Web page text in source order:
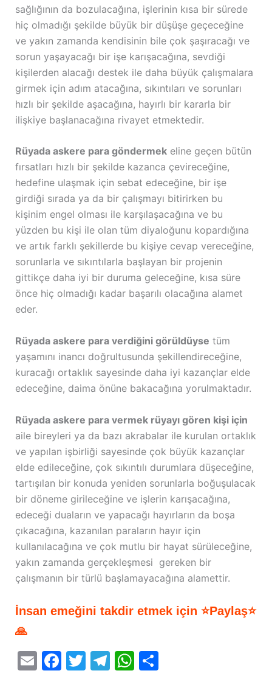
sağlığının da bozulacağına, işlerinin kısa bir sürede
hiç olmadığı şekilde büyük bir düşüşe geçeceğine
ve yakın zamanda kendisinin bile çok şaşıracağı ve
sorun yaşayacağı bir işe karışacağına, sevdiği
kişilerden alacağı destek ile daha büyük çalışmalara
girmek için adım atacağına, sıkıntıları ve sorunları
hızlı bir şekilde aşacağına, hayırlı bir kararla bir
ilişkiye başlanacağına rivayet etmektedir.
Rüyada askere para göndermekeline geçen bütün
fırsatları hızlı bir şekilde kazanca çevireceğine,
hedefine ulaşmak için sebat edeceğine, bir işe
girdiği sırada ya da bir çalışmayı bitirirken bu
kişinim engel olması ile karşılaşacağına ve bu
yüzden bu kişi ile olan tüm diyaloğunu kopardığına
ve artık farklı şekillerde bu kişiye cevap vereceğine,
sorunlarla ve sıkıntılarla başlayan bir projenin
gittikçe daha iyi bir duruma geleceğine, kısa süre
önce hiç olmadığı kadar başarılı olacağına alamet
eder.
Rüyada askere para verdiğini görüldüyse tüm
yaşamını inancı doğrultusunda şekillendireceğine,
kuracağı ortaklık sayesinde daha iyi kazançlar elde
edeceğine, daima önüne bakacağına yorulmaktadır.
Rüyada askere para vermek rüyayı gören kişi için
aile bireyleri ya da bazı akrabalar ile kurulan ortaklık
ve yapılan işbirliği sayesinde çok büyük kazançlar
elde edileceğine, çok sıkıntılı durumlara düşeceğine,
tartışılan bir konuda yeniden sorunlarla boğuşulacak
bir döneme girileceğine ve işlerin karışacağına,
edeceği duaların ve yapacağı hayırların da boşa
çıkacağına, kazanılan paraların hayır için
kullanılacağına ve çok mutlu bir hayat sürüleceğine,
yakın zamanda gerçekleşmesi gereken bir
çalışmanın bir türlü başlamayacağına alamettir.
İnsan emeğini takdir etmek için ⭐Paylaş⭐
🙏
E F T T W S